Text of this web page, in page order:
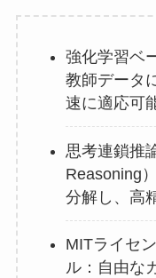
強化学習ベ
教師データ
速に適応可
思考連鎖推
Reasoning
分解し、高
MITライセ
ル：自由な